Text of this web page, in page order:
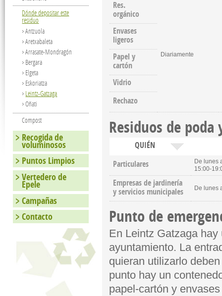
Res.
orgánico
Diariamente
Envases
ligeros
Papel y
cartón
Vidrio
Rechazo
Residuos de
QUIÉN
Particulares
De lunes
15:00-
Empresas de jardinería
y servicios municipales
De lunes
Punto de
En Leintz Gatzaga
ayuntamiento. La
quieran utilizarlo
punto hay un
papel-cartón y
Dónde depositar este
residuo
Antzuola
Aretxabaleta
Arrasate-Mondragón
Bergara
Elgeta
Eskoriatza
Leintz-Gatzaga
Oñati
Compost
Recogida de
voluminosos
Puntos Limpios
Vertedero de
Epele
Campañas
Contacto